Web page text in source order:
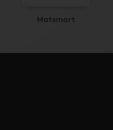
Matsmart